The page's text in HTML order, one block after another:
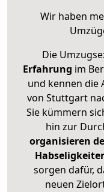
Wir haben
Die
Erfahrung im
und kennen die
von Stuttgart
Sie kümmern
hin zur
organisieren
sorgen dafür,
neuen